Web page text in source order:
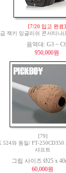
[7/20 입고 완료]
잭키 잉글리쉬 콘서티나
음역대: G3 ~
950,000원
[79]
와 동일/ FT-
샤프트
그립 사이즈 Ø25 x
60,000원